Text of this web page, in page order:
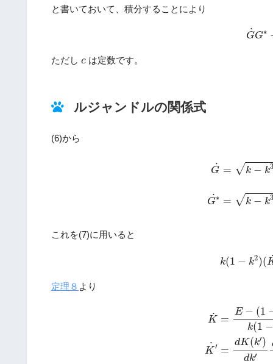
と書いておいて、積分することにより
˙
GG∗
(7)G G
ただし c
c は定数です。
ルジャンドルの関係式
(6)から
˙
G = √k − k3
˙
G∗ = √k − k3
これを(7)に用いると
k(1 − k2)(
(8) − k 2)
定理８ より
˙
K =
E − (1
k(1 −
˙
K ′ =
dK(k′)
dk′
(1 2)